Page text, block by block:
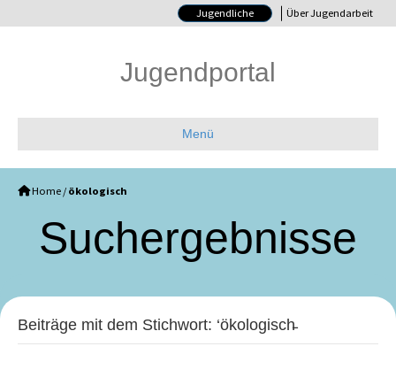
Jugendliche Über Jugendarbeit
Jugendportal
Menü
Home / ökologisch
Such­ergebnisse
Beiträge mit dem Stichwort: ‘ökologisch̵